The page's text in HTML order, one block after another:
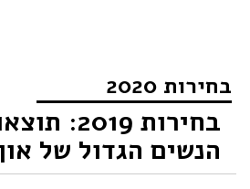
בחירות 2020
בחירות
הנשים הגדול של